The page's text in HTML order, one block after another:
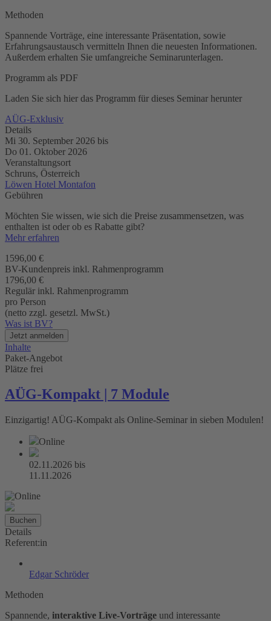
Methoden
Spannende Vorträge, eine interessante Präsentation, sowie
Erfahrungsaustausch vermitteln Ihnen die neuesten Informationen.
Außerdem erhalten Sie umfangreiche Seminarunterlagen.
Programm als PDF
Laden Sie sich hier das Programm für dieses Seminar herunter
AÜG-Exklusiv
Details
Mi 30. September 2026 bis
Do 01. Oktober 2026
Veranstaltungsort
Schruns, Österreich
Löwen Hotel Montafon
Gebühren
Möchten Sie wissen, wie sich die Preise zusammensetzen, was
enthalten ist oder ob es Rabatte gibt?
Mehr erfahren
1596,00 €
BV-Kundenpreis inkl. Rahmenprogramm
1796,00 €
Regulär inkl. Rahmenprogramm
pro Person
(netto zzgl. gesetzl. MwSt.)
Was ist BV?
Jetzt anmelden
Inhalte
Paket-Angebot
Plätze frei
AÜG-Kompakt | 7 Module
Einzigartig! AÜG-Kompakt als Online-Seminar in sieben Modulen!
Online
02.11.2026 bis
11.11.2026
Buchen
Details
Referent:in
Edgar Schröder
Methoden
Spannende, interaktive Live-Vorträge und interessante